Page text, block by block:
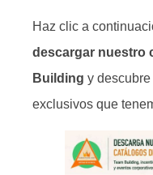
Haz clic a
descargar nuestro
Building y
exclusivos que